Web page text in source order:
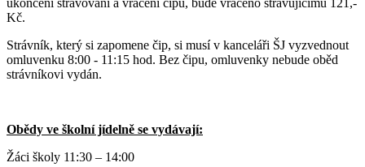
Kč.
Strávník, který si zapomene čip, si musí v kanceláři ŠJ vyzvednout
omluvenku 8:00 - 11:15 hod. Bez čipu, omluvenky nebude oběd
strávníkovi vydán.
Obědy ve školní jídelně se vydávají:
Žáci školy 11:30 – 14:00